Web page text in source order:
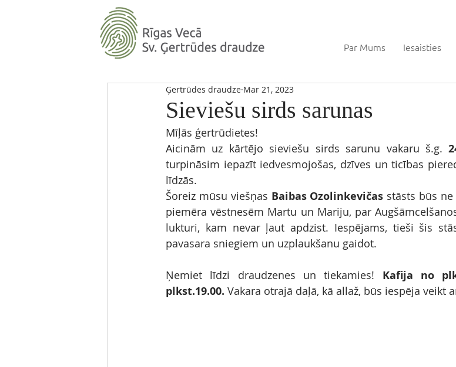
Par Mums Iesaisties
Sieviešu sirds sarunas
Ģertrūdes draudze Mar 21, 2023
Mīļās ģertrūdietes!
Aicinām uz kārtējo sieviešu sirds sarunu vakaru š.g.
turpināsim iepazīt iedvesmojošas, dzīves un ticības
līdzās.
Šoreiz mūsu viešņas Baibas Ozolinkevičas stāsts būs
piemēra vēstnesēm Martu un Mariju, par
lukturi, kam nevar ļaut apdzist. Iespējams, tieši šis
pavasara sniegiem un uzplaukšanu gaidot.
Ņemiet līdzi draudzenes un tiekamies! Kafija no
plkst.19.00. Vakara otrajā daļā, kā allaž, būs iespēja veikt